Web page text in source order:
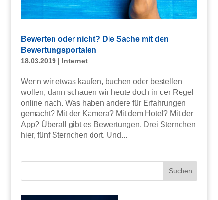
Bewerten oder nicht? Die Sache mit den
Bewertungsportalen
18.03.2019| Internet
Wenn wir etwas kaufen, buchen oder bestellen
wollen, dann schauen wir heute doch in der Regel
online nach. Was haben andere für Erfahrungen
gemacht? Mit der Kamera? Mit dem Hotel? Mit der
App? Überall gibt es Bewertungen. Drei Sternchen
hier, fünf Sternchen dort. Und...